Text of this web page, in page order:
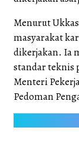
Menurut
masyarakat
dikerjakan. Ia
standar teknis
Menteri
Pedoman